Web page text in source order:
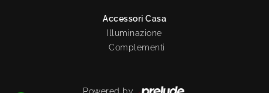
Accessori Casa
Illuminazione
Complementi